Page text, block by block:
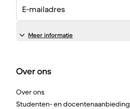
E-mailadres
Meer informatie
Over ons
Over ons
Studenten- en docentenaanbieding